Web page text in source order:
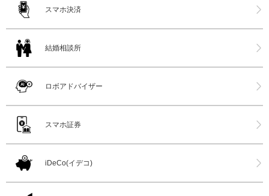
スマホ決済
結婚相談所
ロボアドバイザー
スマホ証券
iDeCo(イデコ)